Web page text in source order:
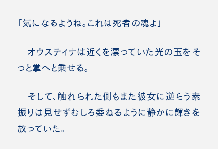
「気になるようね。これは死者の魂よ」
オウスティナは近くを漂っていた光の玉をそ
っと掌へと乗せる。
そして、触れられた側もまた彼女に逆らう素
振りは見せずむしろ委ねるように静かに輝きを
放っていた。